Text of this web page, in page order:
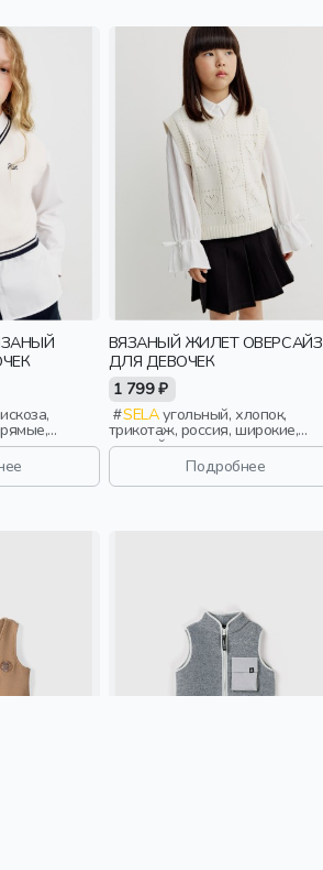
короткие,
дети
ВЯЗАНЫЙ ЖИЛЕТ ОВЕРСАЙЗ
ДЛЯ ДЕВОЧЕК
1 799 ₽
SELAугольный, хлопок,
трикотаж, россия, широкие,
оверсайз, резинка, вязаные,
школа, свободные, вырез, пояс,
девочки, детиПодробнее